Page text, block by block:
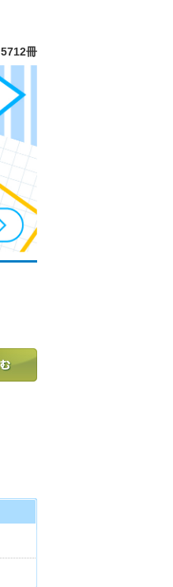
5712冊